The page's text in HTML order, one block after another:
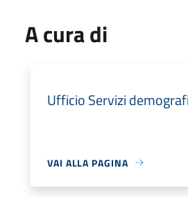
A cura di
Ufficio Servizi
VAI ALLA PAGINA